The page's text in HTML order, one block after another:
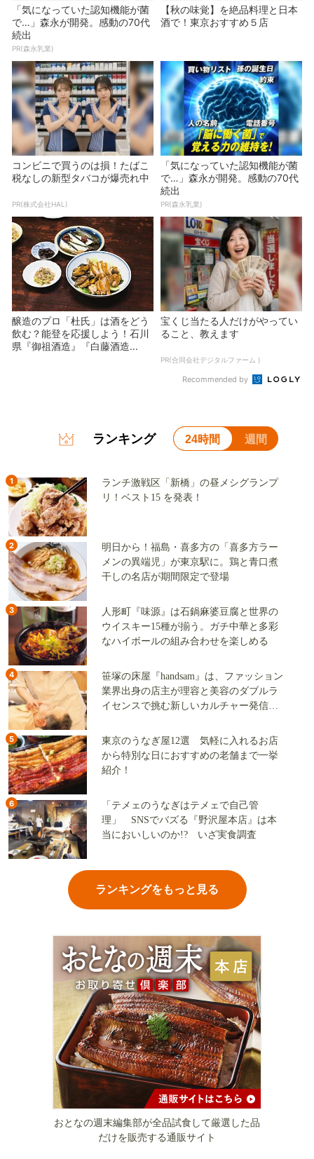
「気になっていた認知機能が菌
で…」森永が開発。感動の70代
続出
PR(森永乳業)
【秋の味覚】を絶品料理と日本
酒で！東京おすすめ５店
コンビニで買うのは損！たばこ
税なしの新型タバコが爆売れ中
PR(株式会社HAL)
「気になっていた認知機能が菌
で…」森永が開発。感動の70代
続出
PR(森永乳業)
醸造のプロ「杜氏」は酒をどう
飲む？能登を応援しよう！石川
県『御祖酒造』『白藤酒造...
宝くじ当たる人だけがやってい
ること、教えます
PR(合同会社デジタルファーム )
Recommended by
ランキング 24時間 週間
1
ランチ激戦区「新橋」の昼メシグランプ
リ！ベスト15 を発表！
2
明日から！福島・喜多方の「喜多方ラー
メンの異端児」が東京駅に。鶏と青口煮
干しの名店が期間限定で登場
3
人形町『味源』は石鍋麻婆豆腐と世界の
ウイスキー15種が揃う。ガチ中華と多彩
なハイボールの組み合わせを楽しめる
4
笹塚の床屋『handsam』は、ファッション
業界出身の店主が理容と美容のダブルラ
イセンスで挑む新しいカルチャー発信基
5
東京のうなぎ屋12選 気軽に入れるお店
から特別な日におすすめの老舗まで一挙
紹介！
6
「テメェのうなぎはテメェで自己管
理」 SNSでバズる『野沢屋本店』は本
当においしいのか!? いざ実食調査
ランキングをもっと見る
おとなの週末編集部が全品試食して厳選した品
だけを販売する通販サイト